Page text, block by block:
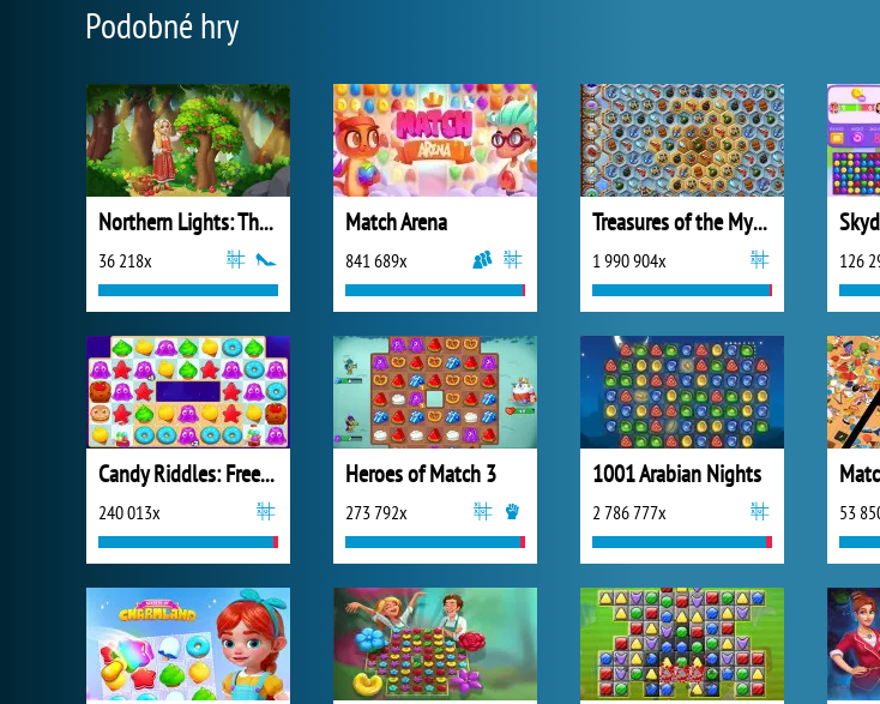
Podobné hry
Northern Lights: The Secret of the Forest
36 218x
Match Arena
841 689x
Treasures of the Mystic Sea
1 990 904x 126
Candy Riddles: Free Match 3
240 013x
Heroes of Match 3
273 792x
1001 Arabian Nights
2 786 777x 53